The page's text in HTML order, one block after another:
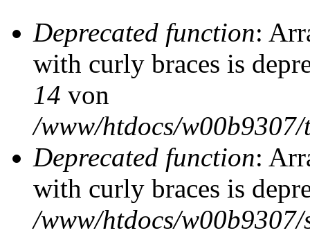
Fehlermeldung
Deprecated function:
with curly braces is
14 von
/www/htdocs/
Deprecated function:
with curly braces is
/www/htdocs/